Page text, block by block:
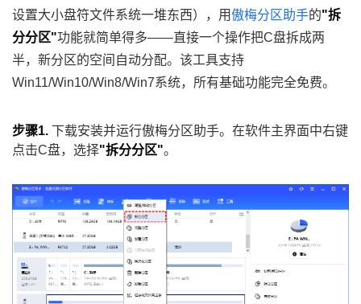
设置大小盘符文件系统一堆东西），用傲梅分区助手的"拆
分分区"功能就简单得多——直接一个操作把C盘拆成两
半，新分区的空间自动分配。该工具支持
Win11/Win10/Win8/Win7系统，所有基础功能完全免费。
步骤1. 下载安装并运行傲梅分区助手。在软件主界面中右键
点击C盘，选择"拆分分区"。